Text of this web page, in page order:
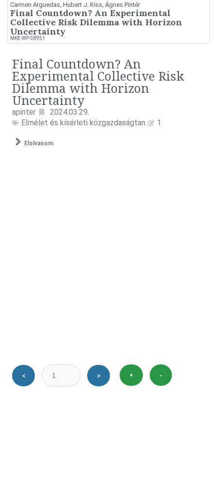
Carmen Arguedas, Hubert J. Kiss, Ágnes Pintér
Final Countdown? An Experimental
Collective Risk Dilemma with Horizon
Uncertainty
MKE-WP-38951
Final Countdown? An
Experimental Collective Risk
Dilemma with Horizon
Uncertainty
apinter
2024.03.29.
Elmélet és kísérleti közgazdaságtan
1
Elolvasom
< > + -